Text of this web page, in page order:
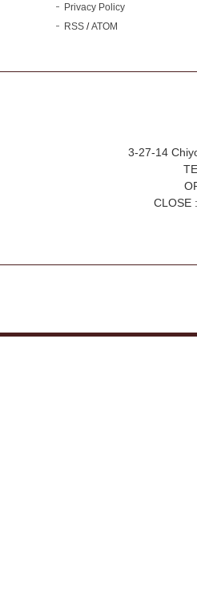
Privacy Policy
RSS/ATOM
3-27-14
CLOSE